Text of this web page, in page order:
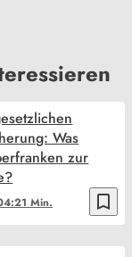
bookmark_border
Min.
Was
zur